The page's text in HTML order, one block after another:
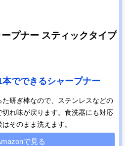
プナー スティックタイプ
でできるシャープナー
研ぎ棒なので、ステンレスなどの
れ味が戻ります。食洗器にも対応
そのまま洗えます。
で見る